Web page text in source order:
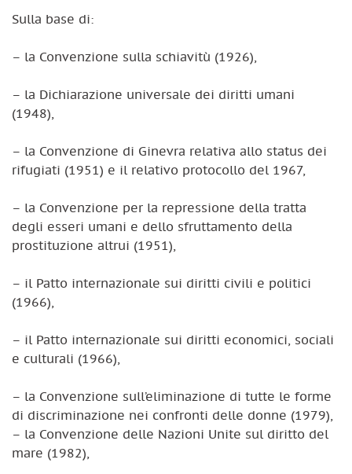
Sulla base di:
– la Convenzione sulla schiavitù (1926),
– la Dichiarazione universale dei diritti umani
(1948),
– la Convenzione di Ginevra relativa allo status dei
rifugiati (1951) e il relativo protocollo del 1967,
– la Convenzione per la repressione della tratta
degli esseri umani e dello sfruttamento della
prostituzione altrui (1951),
– il Patto internazionale sui diritti civili e politici
(1966),
– il Patto internazionale sui diritti economici, sociali
e culturali (1966),
– la Convenzione sull’eliminazione di tutte le forme
di discriminazione nei confronti delle donne (1979),
– la Convenzione delle Nazioni Unite sul diritto del
mare (1982),